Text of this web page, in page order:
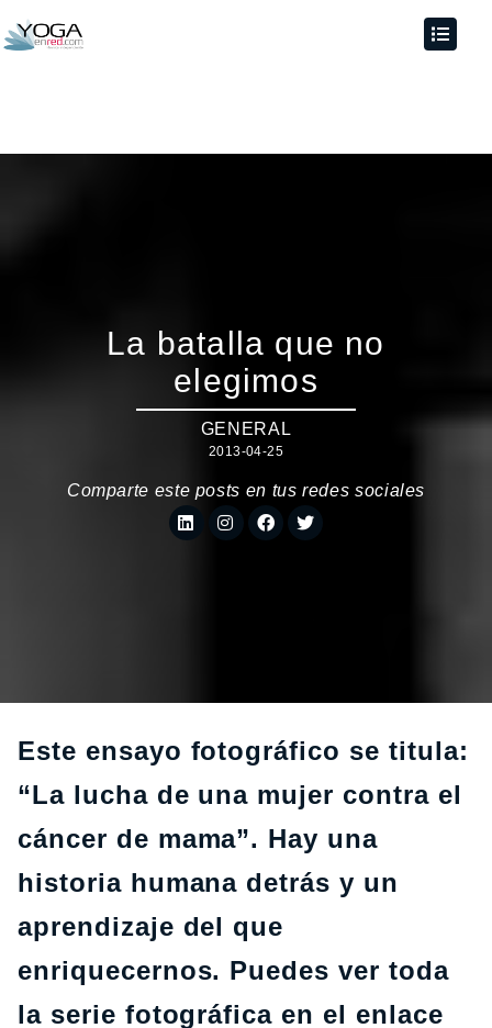
La batalla que no
elegimos
GENERAL
2013-04-25
Comparte este posts en tus redes sociales
Este ensayo fotográfico se titula:
“La lucha de una mujer contra el
cáncer de mama”. Hay una
historia humana detrás y un
aprendizaje del que
enriquecernos. Puedes ver toda
la serie fotográfica en el enlace